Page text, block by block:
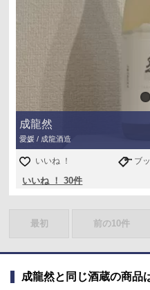
穏やかで奥行きのある味わ
「すずかぜ 涼」という程
りしていて一般的な夏酒っ
ベルには「晩夏に吹く涼風
ので、そう言われると晩夏
のかな？と思います。
夏はまだこれからですけどね
使用米：愛媛県西条産松山
精米歩合：60%
成龍然
愛媛 / 成龍酒造
いいね ！ ブ
いいね ！ 30件
最初 前の10件
成龍然と同じ酒蔵の商品